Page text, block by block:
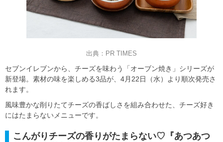
出典：PR TIMES
セブンイレブンから、チーズを味わう「オーブン焼き」シリーズが
新登場。素材の味を楽しめる3品が、4月22日（水）より順次発売さ
れます。
風味豊かな削りたてチーズの香ばしさを組み合わせた、チーズ好き
にはたまらないメニューです。
こんがりチーズの香りがたまらない♡『あつあつ